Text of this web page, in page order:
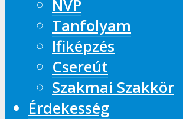
NVP
Tanfolyam
Ifiképzés
Csereút
Szakmai Szakkör
Érdekesség